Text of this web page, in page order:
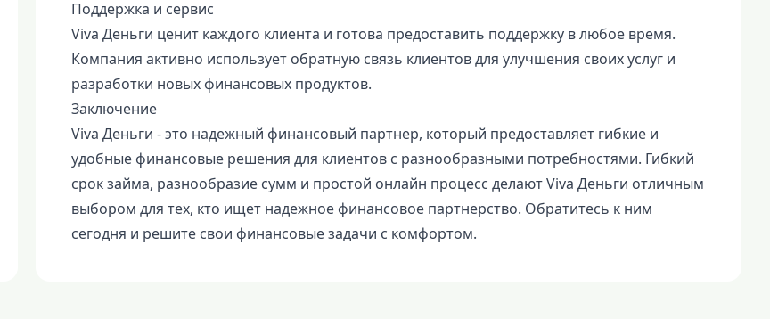
Поддержка и сервис
Viva Деньги ценит каждого клиента и готова предоставить поддержку в любое время.
Компания активно использует обратную связь клиентов для улучшения своих услуг и
разработки новых финансовых продуктов.
Заключение
Viva Деньги - это надежный финансовый партнер, который предоставляет гибкие и
удобные финансовые решения для клиентов с разнообразными потребностями. Гибкий
срок займа, разнообразие сумм и простой онлайн процесс делают Viva Деньги отличным
выбором для тех, кто ищет надежное финансовое партнерство. Обратитесь к ним
сегодня и решите свои финансовые задачи с комфортом.